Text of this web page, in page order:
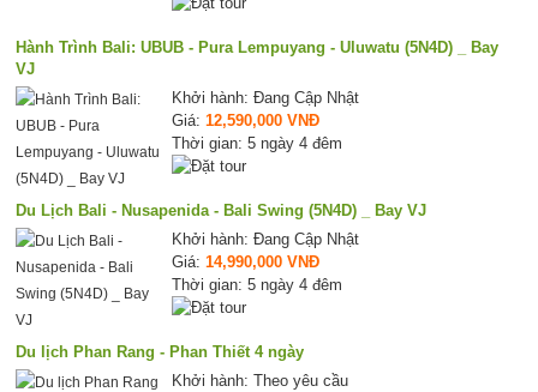
Hành Trình Bali: UBUB - Pura Lempuyang - Uluwatu (5N4D) _ Bay
VJ
Khởi hành: Đang Cập Nhật
Giá:12,590,000 VNĐ
Thời gian: 5 ngày 4 đêm
Du Lịch Bali - Nusapenida - Bali Swing (5N4D) _ Bay VJ
Khởi hành: Đang Cập Nhật
Giá:14,990,000 VNĐ
Thời gian: 5 ngày 4 đêm
Du lịch Phan Rang - Phan Thiết 4 ngày
Khởi hành: Theo yêu cầu